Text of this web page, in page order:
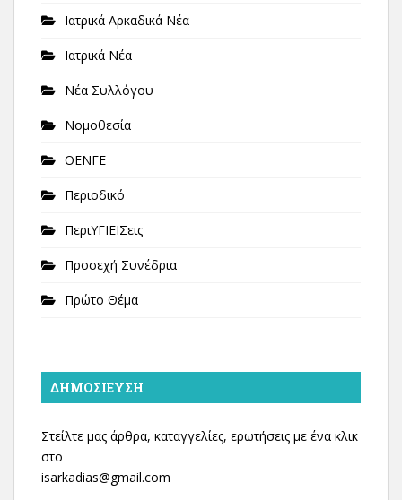
Ιατρικά Αρκαδικά Νέα
Ιατρικά Νέα
Νέα Συλλόγου
Νομοθεσία
ΟΕΝΓΕ
Περιοδικό
ΠεριΥΓΙΕΙΣεις
Προσεχή Συνέδρια
Πρώτο Θέμα
ΔΗΜΟΣΊΕΥΣΗ
Στείλτε μας άρθρα, καταγγελίες, ερωτήσεις με ένα κλικ
στο
isarkadias@gmail.com